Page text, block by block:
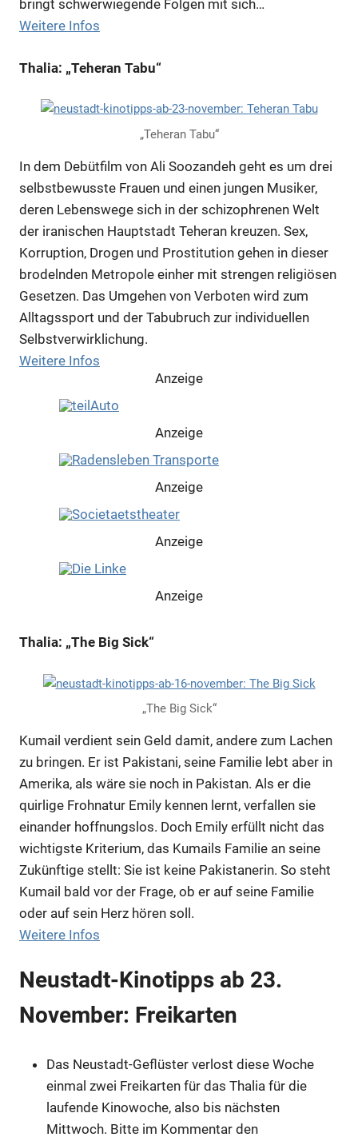
bringt schwerwiegende Folgen mit sich…
Weitere Infos
Thalia: „Teheran Tabu“
„Teheran Tabu“
In dem Debütfilm von Ali Soozandeh geht es um drei
selbstbewusste Frauen und einen jungen Musiker,
deren Lebenswege sich in der schizophrenen Welt
der iranischen Hauptstadt Teheran kreuzen. Sex,
Korruption, Drogen und Prostitution gehen in dieser
brodelnden Metropole einher mit strengen religiösen
Gesetzen. Das Umgehen von Verboten wird zum
Alltagssport und der Tabubruch zur individuellen
Selbstverwirklichung.
Weitere Infos
Anzeige
Anzeige
Anzeige
Anzeige
Anzeige
Anzeige
Thalia: „The Big Sick“
„The Big Sick“
Kumail verdient sein Geld damit, andere zum Lachen
zu bringen. Er ist Pakistani, seine Familie lebt aber in
Amerika, als wäre sie noch in Pakistan. Als er die
quirlige Frohnatur Emily kennen lernt, verfallen sie
einander hoffnungslos. Doch Emily erfüllt nicht das
wichtigste Kriterium, das Kumails Familie an seine
Zukünftige stellt: Sie ist keine Pakistanerin. So steht
Kumail bald vor der Frage, ob er auf seine Familie
oder auf sein Herz hören soll.
Weitere Infos
Neustadt-Kinotipps ab 23.
November: Freikarten
Das Neustadt-Geflüster verlost diese Woche
einmal zwei Freikarten für das Thalia für die
laufende Kinowoche, also bis nächsten
Mittwoch. Bitte im Kommentar den